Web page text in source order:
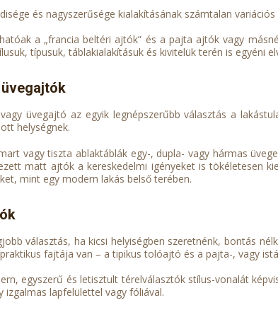
és nagyszerűsége kialakításának számtalan
a „francia beltéri ajtók” és a pajta ajtók vagy
típusuk, táblakialakításuk és kivitelük terén is egyéni
üvegajtó az egyik legnépszerűbb választás a
helységnek.
vagy tiszta ablaktáblák egy-, dupla- vagy hármas
matt ajtók a kereskedelmi igényeket is tökéletesen
mint egy modern lakás belső terében.
választás, ha kicsi helyiségben szeretnénk, bontás
fajtája van – a tipikus tolóajtó és a pajta-, vagy
egyszerű és letisztult térelválasztók stílus-vonalát
izgalmas lapfelülettel vagy fóliával.